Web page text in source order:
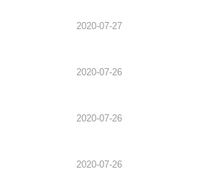
2020-07-27
2020-07-26
2020-07-26
2020-07-26